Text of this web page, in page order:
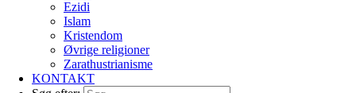
Ezidi
Islam
Kristendom
Øvrige religioner
Zarathustrianisme
KONTAKT